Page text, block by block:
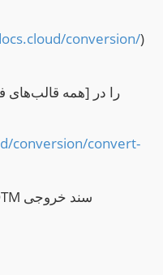
conversion/)
conversion/convert-
DOTM سند خروجی